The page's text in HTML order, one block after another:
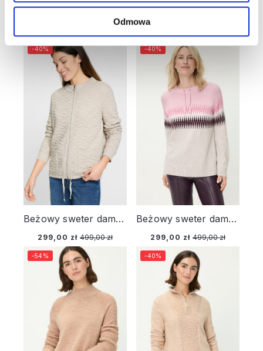
Odmowa
Beżowy sweter damski Henny z fakturą – Neo Comfort Beżowy sweter damski Henny z fakturą – New Passion
Beżowy sweter damski Henny z fakturą zapinany na suwak – Neo Comfort
299,00 zł 499,00 zł
-40%
Beżowy sweter damski Henny z troczkami ze wzorem – Liaison en Vogue
299,00 zł 499,00 zł
-40%
-54% -40%